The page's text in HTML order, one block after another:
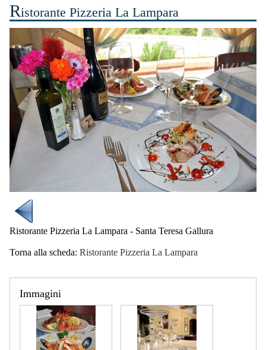
Ristorante Pizzeria La Lampara
Ristorante Pizzeria La Lampara - Santa Teresa Gallura
Torna alla scheda: Ristorante Pizzeria La Lampara
Immagini